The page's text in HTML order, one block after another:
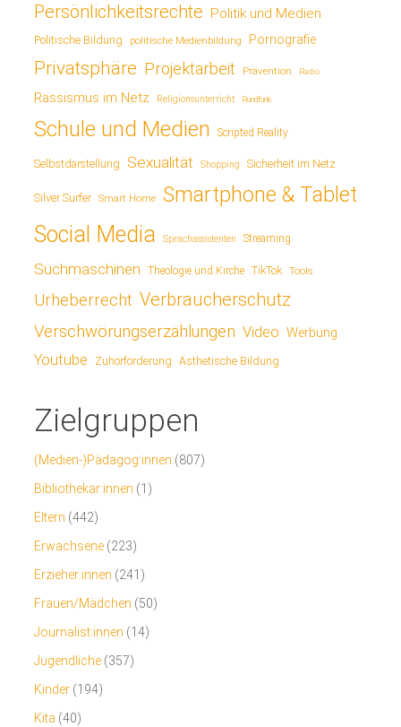
Persönlichkeitsrechte Politik und Medien
Politische Bildung politische Medienbildung Pornografie
Privatsphäre Projektarbeit Prävention Radio
Rassismus im Netz Religionsunterricht Rundfunk
Schule und Medien Scripted Reality
Selbstdarstellung Sexualität Shopping Sicherheit im Netz
Silver Surfer Smart Home Smartphone & Tablet
Social Media Sprachassistenten Streaming
Suchmaschinen Theologie und Kirche TikTok Tools
Urheberrecht Verbraucherschutz
Verschwörungserzählungen Video Werbung
Youtube Zuhörförderung Ästhetische Bildung
Zielgruppen
(Medien-)Pädagog:innen (807)
Bibliothekar:innen (1)
Eltern (442)
Erwachsene (223)
Erzieher:innen (241)
Frauen/Mädchen (50)
Journalist:innen (14)
Jugendliche (357)
Kinder (194)
Kita (40)